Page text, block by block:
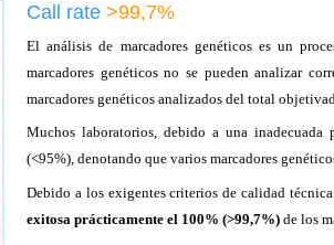
Call rate >99,7%
El análisis de marcadores genéticos es un
marcadores genéticos no se pueden analizar
marcadores genéticos analizados del total
Muchos laboratorios, debido a una
(<95%), denotando que varios marcadores
Debido a los exigentes criterios de calidad
exitosa prácticamente el 100% (>99,7%) de los